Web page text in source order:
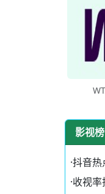
影视榜
·抖音热
·收视